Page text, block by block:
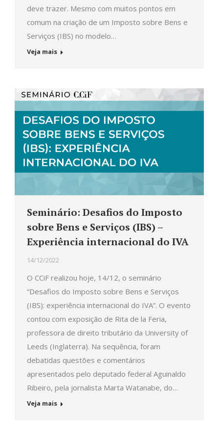
deve trazer. Mesmo com muitos pontos em
comum na criação de um Imposto sobre Bens e
Serviços (IBS) no modelo…
Veja mais
Seminário: Desafios do Imposto
sobre Bens e Serviços (IBS) –
Experiência internacional do IVA
14/12/2022
O CCiF realizou hoje, 14/12, o seminário
“Desafios do Imposto sobre Bens e Serviços
(IBS): experiência internacional do IVA”. O evento
contou com exposição de Rita de la Feria,
professora de direito tributário da University of
Leeds (Inglaterra). Na sequência, foram
debatidas questões e comentários
apresentados pelo deputado federal Aguinaldo
Ribeiro, pela jornalista Marta Watanabe, do…
Veja mais